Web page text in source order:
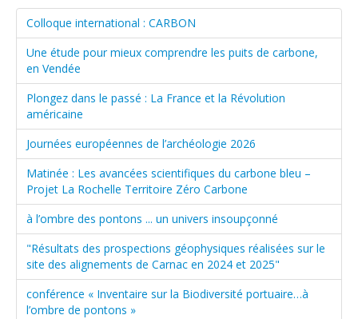
Colloque international : CARBON
Une étude pour mieux comprendre les puits de carbone,
en Vendée
Plongez dans le passé : La France et la Révolution
américaine
Journées européennes de l’archéologie 2026
Matinée : Les avancées scientifiques du carbone bleu –
Projet La Rochelle Territoire Zéro Carbone
à l’ombre des pontons ... un univers insoupçonné
"Résultats des prospections géophysiques réalisées sur le
site des alignements de Carnac en 2024 et 2025"
conférence « Inventaire sur la Biodiversité portuaire…à
l’ombre de pontons »